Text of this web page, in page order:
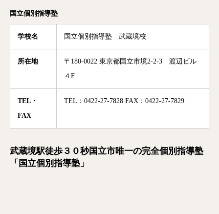
国立個別指導塾
学校名 国立個別指導塾 武蔵境校
所在地
〒180-0022 東京都国立市境2-2-3 渡辺ビル
４F
TEL・
FAX
TEL：0422-27-7828 FAX：0422-27-7829
武蔵境駅徒歩３０秒国立市唯一の完全個別指導塾
「国立個別指導塾」